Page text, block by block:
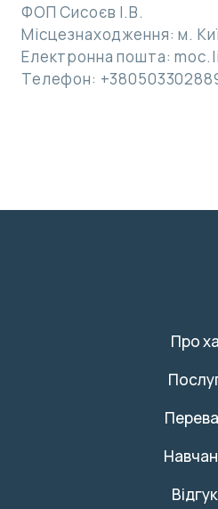
ФОП Сисоєв І.В.
Місцезнаходження: м.
Електронна пошта:
Телефон:
Про